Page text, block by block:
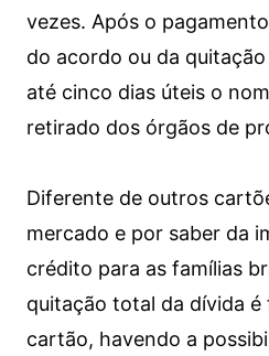
vezes. Após o
do acordo ou da
até cinco dias úteis o
retirado dos órgãos de
Diferente de outros
mercado e por saber da
crédito para as famílias
quitação total da dívida é
cartão, havendo a